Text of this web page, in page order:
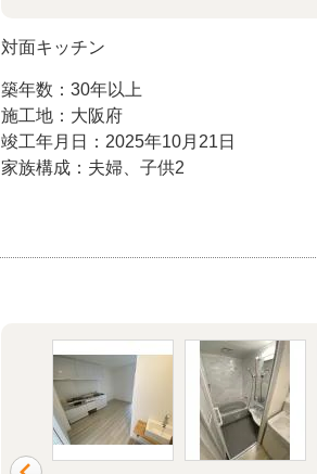
対面キッチン
築年数：30年以上
施工地：大阪府
竣工年月日：2025年10月21日
家族構成：夫婦、子供2